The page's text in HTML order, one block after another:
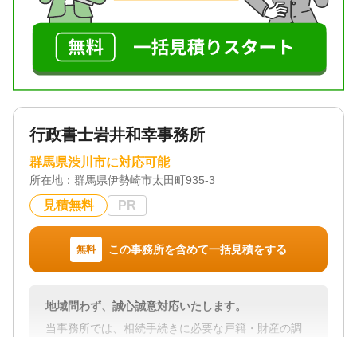
対応体制
電話相談可 / 訪問可 / 土日相談可 / 18時以降相談可 /
事務所面談可
行政書士岩井和幸事務所
群馬県渋川市に対応可能
所在地： 群馬県伊勢崎市太田町935-3
見積無料 PR
無料 この事務所を含めて一括見積をする
地域問わず、誠心誠意対応いたします。
当事務所では、相続手続きに必要な戸籍・財産の調